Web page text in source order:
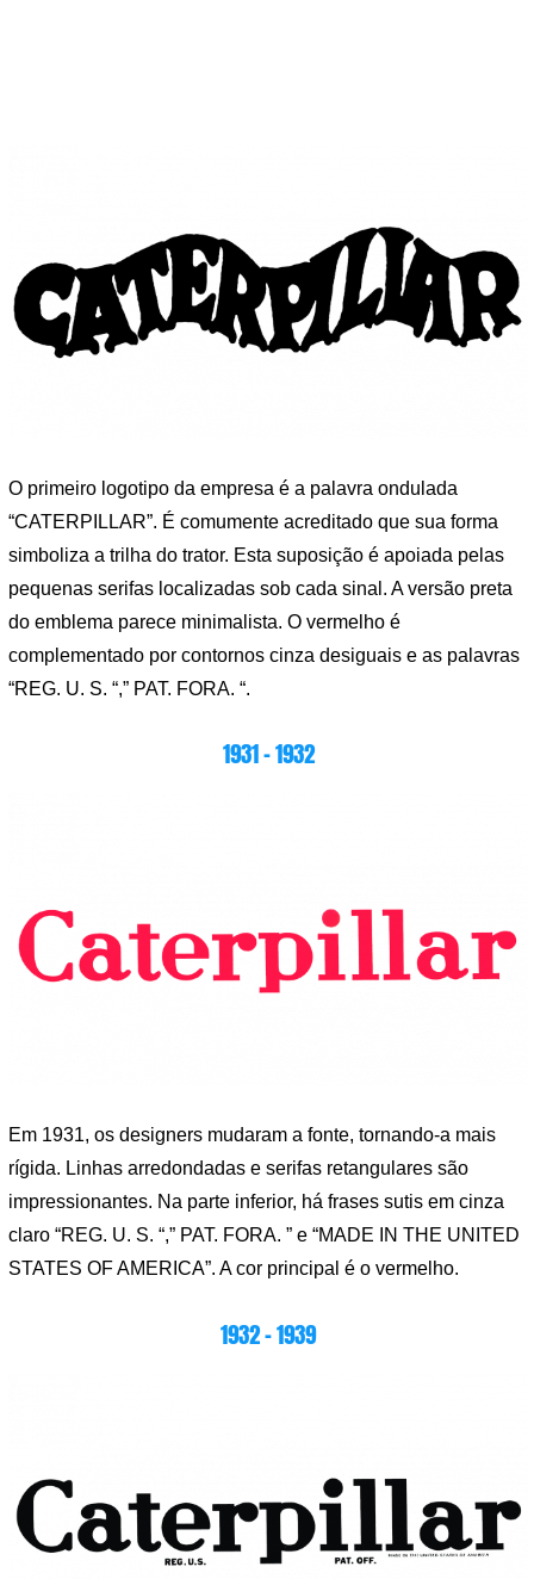
O primeiro logotipo da empresa é a palavra ondulada
“CATERPILLAR”. É comumente acreditado que sua forma
simboliza a trilha do trator. Esta suposição é apoiada pelas
pequenas serifas localizadas sob cada sinal. A versão preta
do emblema parece minimalista. O vermelho é
complementado por contornos cinza desiguais e as palavras
“REG. U. S. “,” PAT. FORA. “.
1931 – 1932
Em 1931, os designers mudaram a fonte, tornando-a mais
rígida. Linhas arredondadas e serifas retangulares são
impressionantes. Na parte inferior, há frases sutis em cinza
claro “REG. U. S. “,” PAT. FORA. ” e “MADE IN THE UNITED
STATES OF AMERICA”. A cor principal é o vermelho.
1932 – 1939